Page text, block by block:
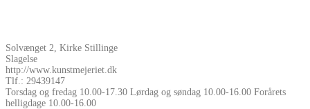
Solvænget 2, Kirke Stillinge
Slagelse
http://www.kunstmejeriet.dk
Tlf.: 29439147
Torsdag og fredag 10.00-17.30 Lørdag og søndag 10.00-16.00 Forårets
helligdage 10.00-16.00